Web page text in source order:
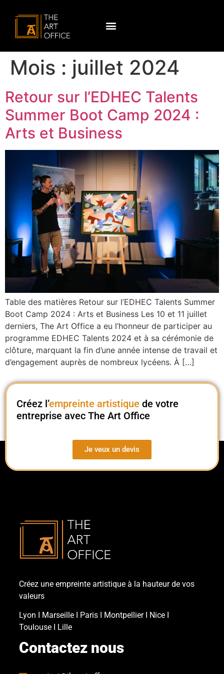
Mois : juillet 2024
Retour sur l’EDHEC Talents
Summer Boot Camp 2024 :
Arts et Business
Table des matières Retour sur l’EDHEC Talents Summer
Boot Camp 2024 : Arts et Business Les 10 et 11 juillet
derniers, The Art Office a eu l’honneur de participer au
programme EDHEC Talents 2024 et à sa cérémonie de
clôture, marquant la fin d’une année intense de travail et
d’engagement auprès de nombreux lycéens. À […]
Créez l’empreinte artistique de votre
entreprise avec The Art Office
Je veux un devis
Créez une empreinte artistique à la hauteur de vos
valeurs
Lyon Ι Marseille Ι Paris Ι MontpellierΙ Nice Ι
Toulouse Ι Lille
Contactez nous